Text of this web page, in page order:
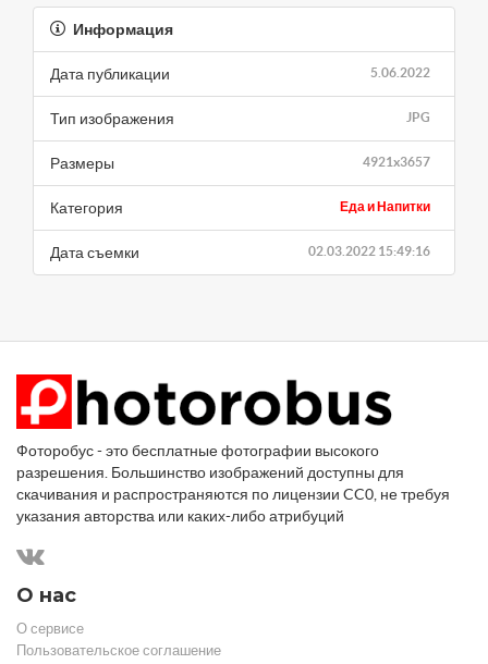
Информация
5.06.2022
Дата публикации
JPG
Тип изображения
4921x3657
Размеры
Еда и Напитки
Категория
02.03.2022 15:49:16
Дата съемки
Фоторобус - это бесплатные фотографии высокого
разрешения. Большинство изображений доступны для
скачивания и распространяются по лицензии CC0, не требуя
указания авторства или каких-либо атрибуций
О нас
О сервисе
Пользовательское соглашение